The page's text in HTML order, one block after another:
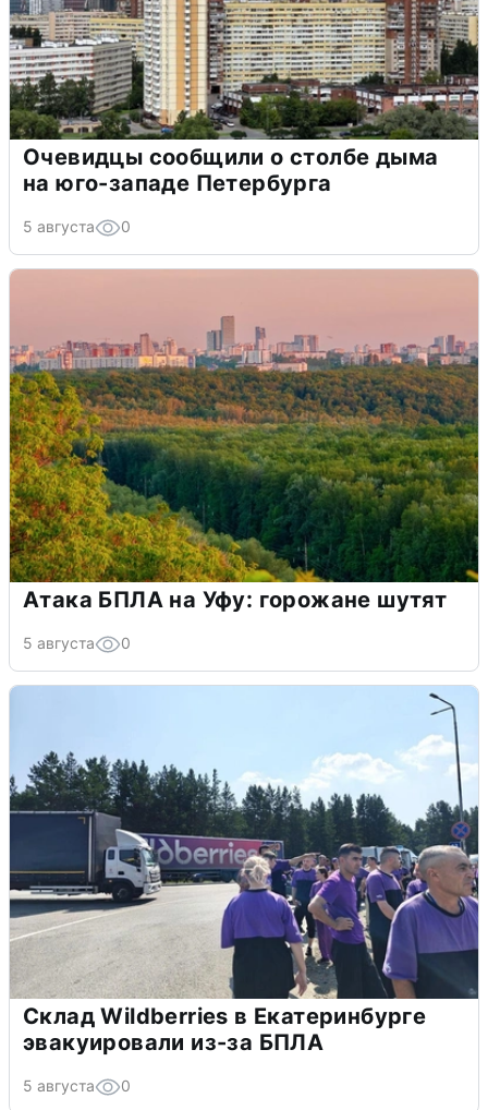
Очевидцы сообщили о столбе дыма
на юго-западе Петербурга
5 августа 0
Атака БПЛА на Уфу: горожане шутят
5 августа 0
Склад Wildberries в Екатеринбурге
эвакуировали из-за БПЛА
5 августа 0